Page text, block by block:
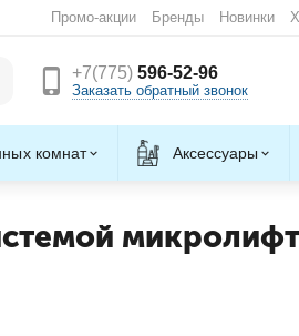
Промо-акции Бренды Новинки
+7(775)596-52-96
Заказать обратный звонок
комнат Аксессуары